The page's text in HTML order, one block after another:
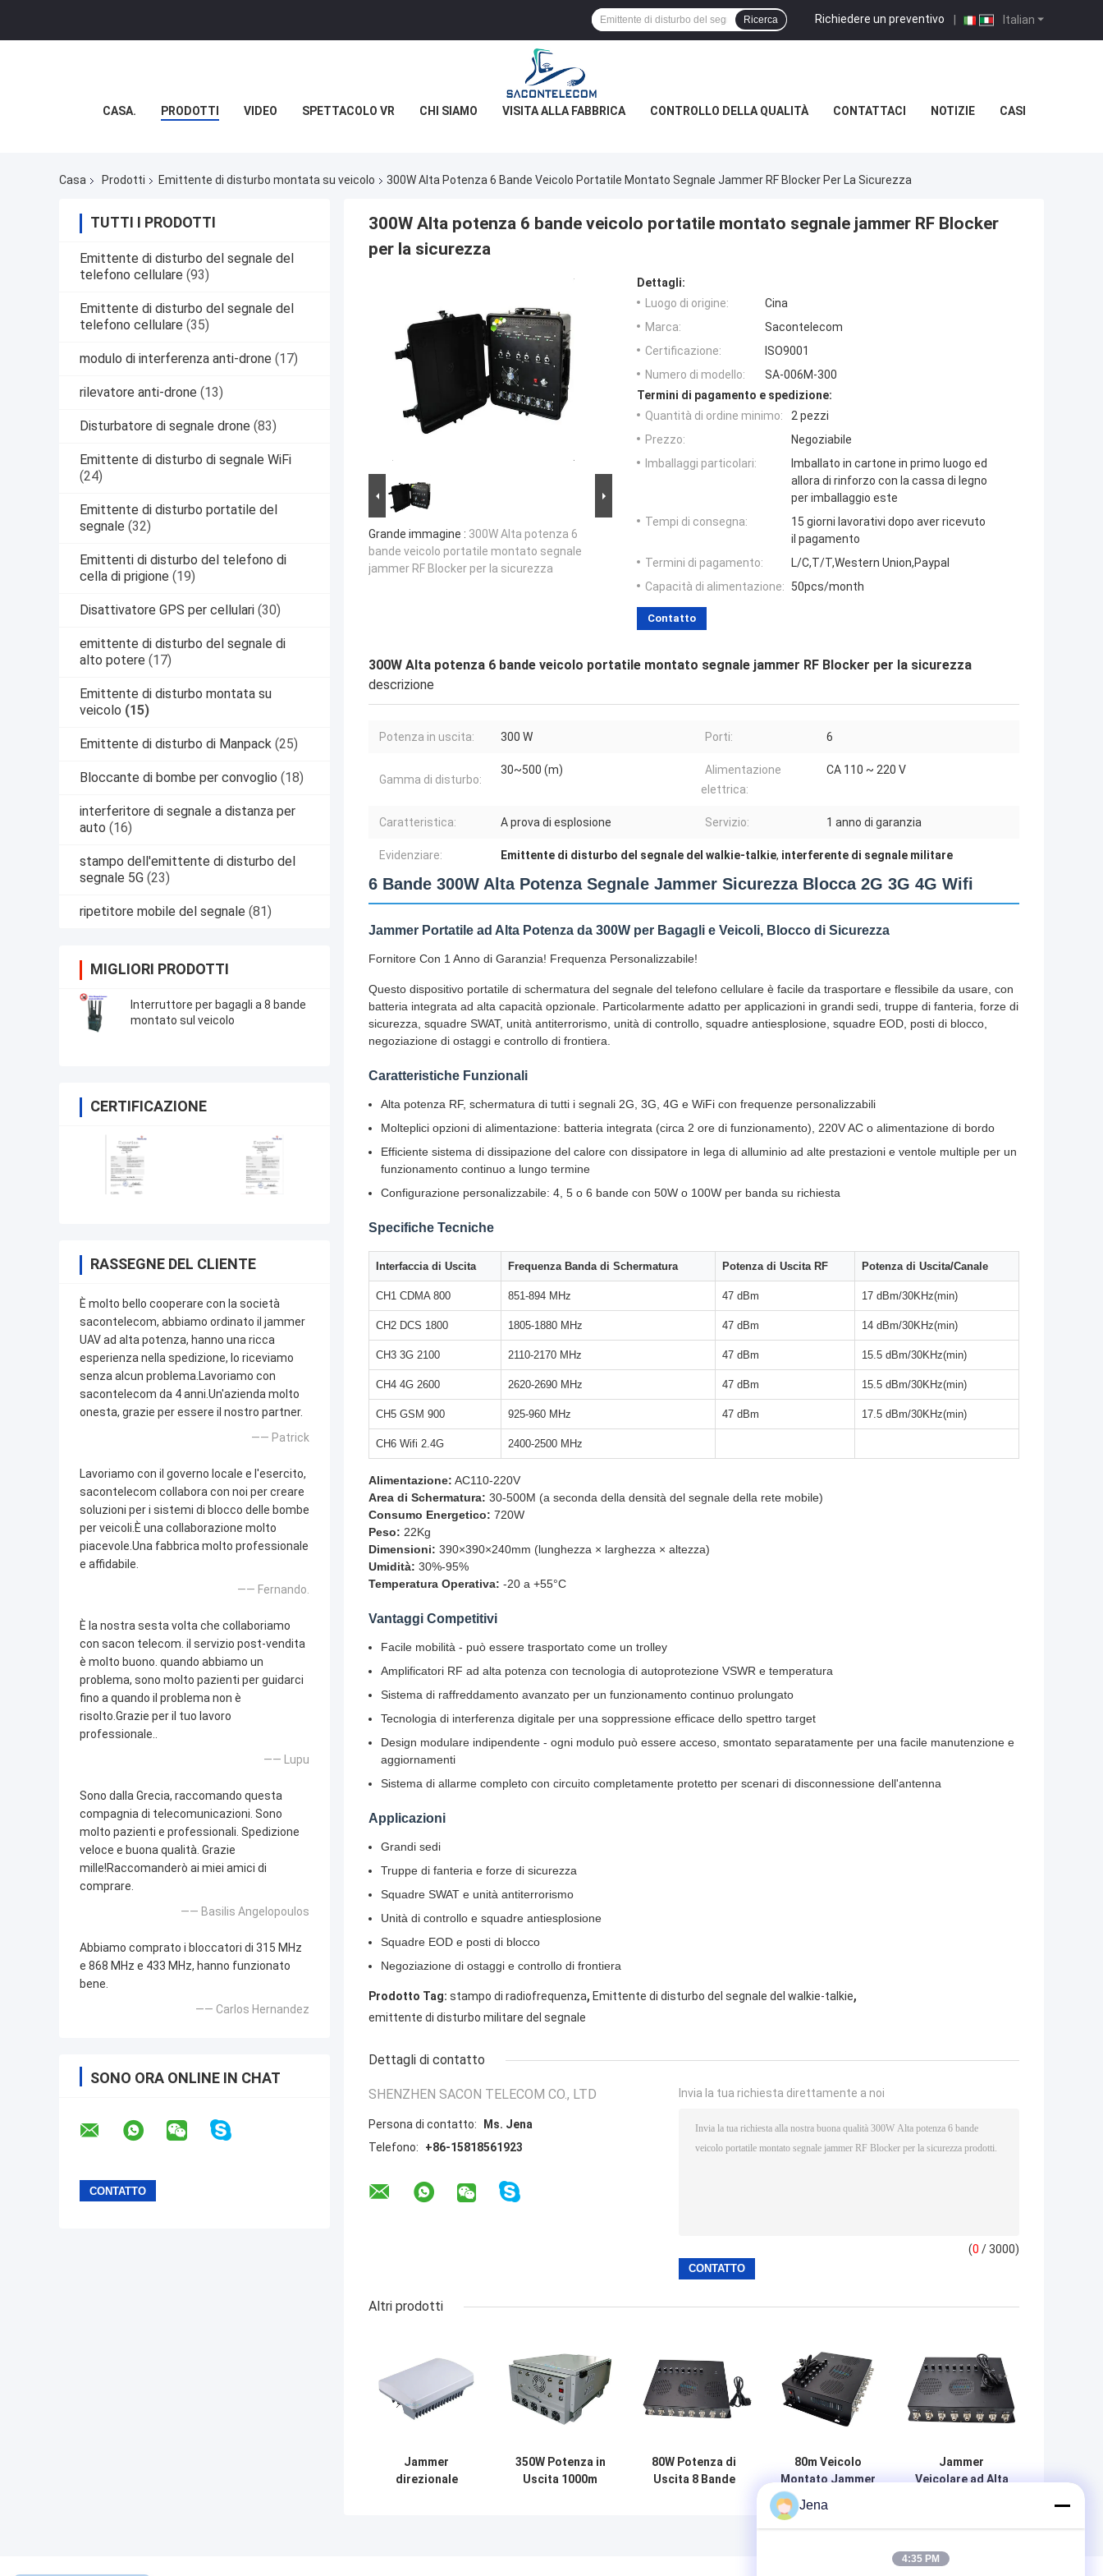
Italian
Richiedere un preventivo |
Ricerca
CASA. PRODOTTI VIDEO SPETTACOLO VR CHI SIAMO VISITA ALLA FABBRICA CONTROLLO DELLA QUALITÀ CONTATTACI NOTIZIE CASI
Casa Prodotti Emittente di disturbo montata su veicolo 300W Alta Potenza 6 Bande Veicolo Portatile Montato Segnale Jammer RF Blocker Per La Sicurezza
TUTTI I PRODOTTI
Emittente di disturbo del segnale del
telefono cellulare (93)
Emittente di disturbo del segnale del
telefono cellulare (35)
modulo di interferenza anti-drone (17)
rilevatore anti-drone (13)
Disturbatore di segnale drone (83)
Emittente di disturbo di segnale WiFi
(24)
Emittente di disturbo portatile del
segnale (32)
Emittenti di disturbo del telefono di
cella di prigione (19)
Disattivatore GPS per cellulari (30)
emittente di disturbo del segnale di
alto potere (17)
Emittente di disturbo montata su
veicolo (15)
Emittente di disturbo di Manpack (25)
Bloccante di bombe per convoglio (18)
interferitore di segnale a distanza per
auto (16)
stampo dell'emittente di disturbo del
segnale 5G (23)
ripetitore mobile del segnale (81)
MIGLIORI PRODOTTI
Interruttore per bagagli a 8 bande
montato sul veicolo
CERTIFICAZIONE
RASSEGNE DEL CLIENTE
È molto bello cooperare con la società
sacontelecom, abbiamo ordinato il jammer
UAV ad alta potenza, hanno una ricca
esperienza nella spedizione, lo riceviamo
senza alcun problema.Lavoriamo con
sacontelecom da 4 anni.Un'azienda molto
onesta, grazie per essere il nostro partner.
—— Patrick
Lavoriamo con il governo locale e l'esercito,
sacontelecom collabora con noi per creare
soluzioni per i sistemi di blocco delle bombe
per veicoli.È una collaborazione molto
piacevole.Una fabbrica molto professionale
e affidabile.
—— Fernando.
È la nostra sesta volta che collaboriamo
con sacon telecom. il servizio post-vendita
è molto buono. quando abbiamo un
problema, sono molto pazienti per guidarci
fino a quando il problema non è
risolto.Grazie per il tuo lavoro
professionale..
—— Lupu
Sono dalla Grecia, raccomando questa
compagnia di telecomunicazioni. Sono
molto pazienti e professionali. Spedizione
veloce e buona qualità. Grazie
mille!Raccomanderò ai miei amici di
comprare.
—— Basilis Angelopoulos
Abbiamo comprato i bloccatori di 315 MHz
e 868 MHz e 433 MHz, hanno funzionato
bene.
—— Carlos Hernandez
SONO ORA ONLINE IN CHAT
300W Alta potenza 6 bande veicolo portatile montato segnale jammer RF Blocker
per la sicurezza
Grande immagine : 300W Alta potenza 6
bande veicolo portatile montato segnale
jammer RF Blocker per la sicurezza
Dettagli:
Luogo di origine:
Cina
Marca:
Sacontelecom
Certificazione:
ISO9001
Numero di modello:
SA-006M-300
Termini di pagamento e spedizione:
Quantità di ordine minimo:
2 pezzi
Prezzo:
Negoziabile
Imballaggi particolari:
Imballato in cartone in primo luogo ed
allora di rinforzo con la cassa di legno
per imballaggio este
Tempi di consegna:
15 giorni lavorativi dopo aver ricevuto
il pagamento
Termini di pagamento:
L/C,T/T,Western Union,Paypal
Capacità di alimentazione:
50pcs/month
Contatto
300W Alta potenza 6 bande veicolo portatile montato segnale jammer RF Blocker per la sicurezza
descrizione
Potenza in uscita: 300 W Porti: 6
Gamma di disturbo:
30~500 (m)
Alimentazione
elettrica:
CA 110 ~ 220 V
Caratteristica: A prova di esplosione Servizio: 1 anno di garanzia
Evidenziare: Emittente di disturbo del segnale del walkie-talkie, interferente di segnale militare
6 Bande 300W Alta Potenza Segnale Jammer Sicurezza Blocca 2G 3G 4G Wifi
Jammer Portatile ad Alta Potenza da 300W per Bagagli e Veicoli, Blocco di Sicurezza
Fornitore Con 1 Anno di Garanzia! Frequenza Personalizzabile!
Questo dispositivo portatile di schermatura del segnale del telefono cellulare è facile da trasportare e flessibile da usare, con
batteria integrata ad alta capacità opzionale. Particolarmente adatto per applicazioni in grandi sedi, truppe di fanteria, forze di
sicurezza, squadre SWAT, unità antiterrorismo, unità di controllo, squadre antiesplosione, squadre EOD, posti di blocco,
negoziazione di ostaggi e controllo di frontiera.
Caratteristiche Funzionali
Alta potenza RF, schermatura di tutti i segnali 2G, 3G, 4G e WiFi con frequenze personalizzabili
Molteplici opzioni di alimentazione: batteria integrata (circa 2 ore di funzionamento), 220V AC o alimentazione di bordo
Efficiente sistema di dissipazione del calore con dissipatore in lega di alluminio ad alte prestazioni e ventole multiple per un
funzionamento continuo a lungo termine
Configurazione personalizzabile: 4, 5 o 6 bande con 50W o 100W per banda su richiesta
Specifiche Tecniche
Interfaccia di Uscita Frequenza Banda di Schermatura Potenza di Uscita RF Potenza di Uscita/Canale
CH1 CDMA 800 851-894 MHz 47 dBm 17 dBm/30KHz(min)
CH2 DCS 1800 1805-1880 MHz 47 dBm 14 dBm/30KHz(min)
CH3 3G 2100 2110-2170 MHz 47 dBm 15.5 dBm/30KHz(min)
CH4 4G 2600 2620-2690 MHz 47 dBm 15.5 dBm/30KHz(min)
CH5 GSM 900 925-960 MHz 47 dBm 17.5 dBm/30KHz(min)
CH6 Wifi 2.4G 2400-2500 MHz
Alimentazione: AC110-220V
Area di Schermatura: 30-500M (a seconda della densità del segnale della rete mobile)
Consumo Energetico: 720W
Peso: 22Kg
Dimensioni: 390×390×240mm (lunghezza × larghezza × altezza)
Umidità: 30%-95%
Temperatura Operativa: -20 a +55°C
Vantaggi Competitivi
Facile mobilità - può essere trasportato come un trolley
Amplificatori RF ad alta potenza con tecnologia di autoprotezione VSWR e temperatura
Sistema di raffreddamento avanzato per un funzionamento continuo prolungato
Tecnologia di interferenza digitale per una soppressione efficace dello spettro target
Design modulare indipendente - ogni modulo può essere acceso, smontato separatamente per una facile manutenzione e
aggiornamenti
Sistema di allarme completo con circuito completamente protetto per scenari di disconnessione dell'antenna
Applicazioni
Grandi sedi
Truppe di fanteria e forze di sicurezza
Squadre SWAT e unità antiterrorismo
Unità di controllo e squadre antiesplosione
Squadre EOD e posti di blocco
Negoziazione di ostaggi e controllo di frontiera
Prodotto Tag: stampo di radiofrequenza, Emittente di disturbo del segnale del walkie-talkie,
emittente di disturbo militare del segnale
Dettagli di contatto
SHENZHEN SACON TELECOM CO., LTD
Persona di contatto:
Ms. Jena
Telefono:
+86-15818561923
Invia la tua richiesta direttamente a noi
(0 / 3000)
Altri prodotti
Jammer
direzionale
350W Potenza in
Uscita 1000m
80W Potenza di
Uscita 8 Bande
80m Veicolo
Montato Jammer
a Lunga Portata
con 80 Watt di
Potenza e
Jammer
Veicolare ad Alta
Regolabili e
Portata Fino a
Jena
4:35 PM